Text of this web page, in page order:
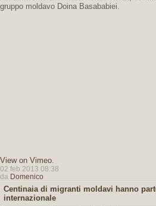
gruppo moldavo Doina Basababiei.
View on Vimeo.
02 feb 2013 08:38
da Domenico
Centinaia di migranti moldavi hanno
internazionale